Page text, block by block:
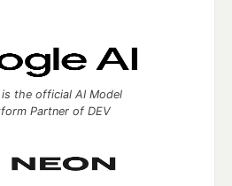
is the official AI Model
Partner of DEV